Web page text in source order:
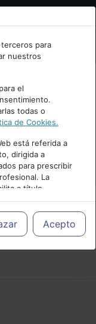
Cancelar
para
nuestros
el
todas o
de Cookies.
está referida a
dirigida a
para prescribir
La
a título
de los
y decidir, en
a lasAcepto